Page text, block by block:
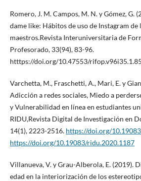
Romero, J. M. Campos, M. N. y Gómez, G.
dame like: Hábitos de uso de Instagram
maestros.Revista Interuniversitaria de
Profesorado, 33(94), 83-96.
htttps://doi.org/10.47553/
Varchetta, M., Fraschetti, A., Mari, E. y
Adicción a redes sociales, Miedo a
y Vulnerabilidad en línea en estudiantes
RIDU,Revista Digital de Investigación en
14(1), 2223-2516. https://doi.org/
https://doi.org/10.19083/ridu.2020.1187
Villanueva, V. y Grau-Alberola, E. (2019).
edad en la interiorización de los